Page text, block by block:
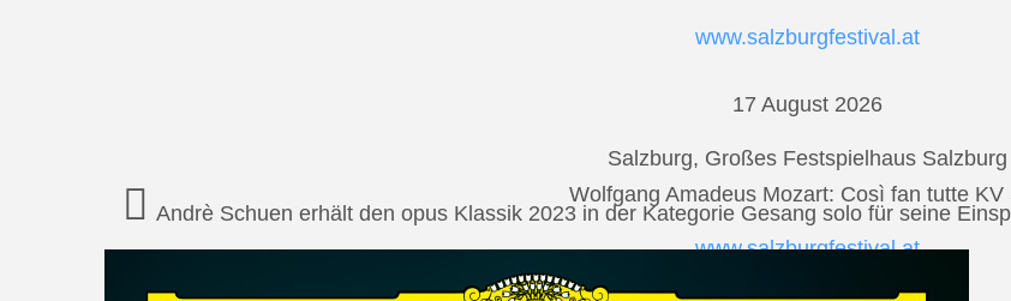
www.salzburgfestival.at
17 August 2026
Salzburg, Großes Festspielhaus Salzburg
Wolfgang Amadeus Mozart: Così fan tutte KV
www.salzburgfestival.at
Andrè Schuen erhält den opus Klassik 2023 in der Kategorie Gesang solo für seine